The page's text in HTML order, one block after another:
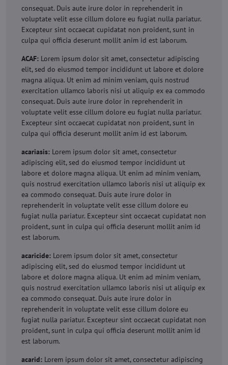
consequat. Duis aute irure dolor in reprehenderit in
voluptate velit esse cillum dolore eu fugiat nulla pariatur.
Excepteur sint occaecat cupidatat non proident, sunt in
culpa qui officia deserunt mollit anim id est laborum.
ACAF: Lorem ipsum dolor sit amet, consectetur adipiscing
elit, sed do eiusmod tempor incididunt ut labore et dolore
magna aliqua. Ut enim ad minim veniam, quis nostrud
exercitation ullamco laboris nisi ut aliquip ex ea commodo
consequat. Duis aute irure dolor in reprehenderit in
voluptate velit esse cillum dolore eu fugiat nulla pariatur.
Excepteur sint occaecat cupidatat non proident, sunt in
culpa qui officia deserunt mollit anim id est laborum.
acariasis: Lorem ipsum dolor sit amet, consectetur
adipiscing elit, sed do eiusmod tempor incididunt ut
labore et dolore magna aliqua. Ut enim ad minim veniam,
quis nostrud exercitation ullamco laboris nisi ut aliquip ex
ea commodo consequat. Duis aute irure dolor in
reprehenderit in voluptate velit esse cillum dolore eu
fugiat nulla pariatur. Excepteur sint occaecat cupidatat non
proident, sunt in culpa qui officia deserunt mollit anim id
est laborum.
acaricide: Lorem ipsum dolor sit amet, consectetur
adipiscing elit, sed do eiusmod tempor incididunt ut
labore et dolore magna aliqua. Ut enim ad minim veniam,
quis nostrud exercitation ullamco laboris nisi ut aliquip ex
ea commodo consequat. Duis aute irure dolor in
reprehenderit in voluptate velit esse cillum dolore eu
fugiat nulla pariatur. Excepteur sint occaecat cupidatat non
proident, sunt in culpa qui officia deserunt mollit anim id
est laborum.
acarid: Lorem ipsum dolor sit amet, consectetur adipiscing